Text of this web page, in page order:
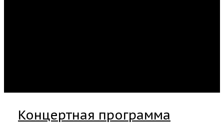
Концертная программа